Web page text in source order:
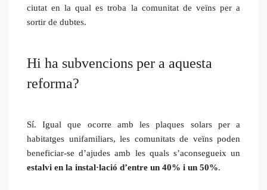
ciutat en la qual es troba la comunitat de veïns per a
sortir de dubtes.
Hi ha subvencions per a aquesta
reforma?
Sí. Igual que ocorre amb les plaques solars per a
habitatges unifamiliars, les comunitats de veïns poden
beneficiar-se d’ajudes amb les quals s’aconsegueix un
estalvi en la instal·lació d’entre un 40% i un 50%.